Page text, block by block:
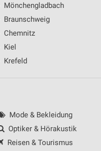
Mönchengladbach
Braunschweig
Chemnitz
Kiel
Krefeld
Mode & Bekleidung
Optiker & Hörakustik
Reisen & Tourismus